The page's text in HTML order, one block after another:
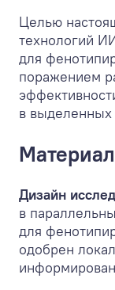
Целью
технологий
для
поражением
в выделенных
Дизайн
в
для
одобрен